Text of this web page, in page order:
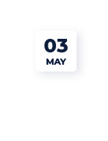
03
MAY